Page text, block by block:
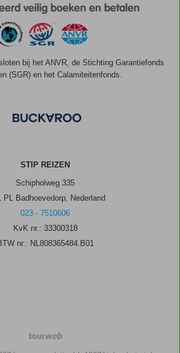
veilig boeken en betalen
bij het ANVR, de Stichting Garantiefonds
(SGR) en het Calamiteitenfonds.
STIP REIZEN
Schipholweg 335
PL Badhoevedorp, Nederland
023 - 7510606
KvK nr.: 33300318
nr.: NL808365484.B01
TourWeb